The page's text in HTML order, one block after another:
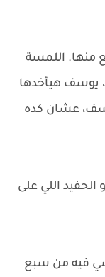
منها. اللمسة
يوسف هيأخدها
عشان كده
اللي على
فيه من سبع